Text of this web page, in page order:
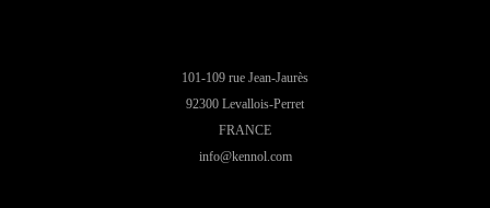
101-109 rue Jean-Jaurès
92300 Levallois-Perret
FRANCE
info@kennol.com